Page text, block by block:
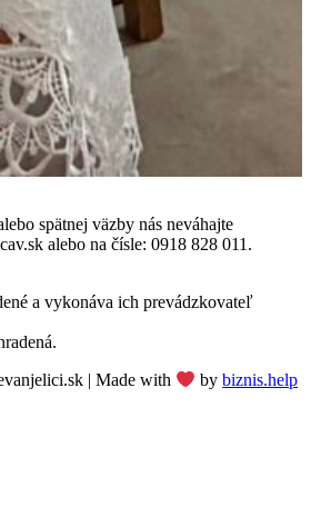
spätnej väzby nás neváhajte
alebo na čísle: 0918 828 011.
a vykonáva ich prevádzkovateľ
| Made with bybiznis.help